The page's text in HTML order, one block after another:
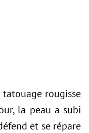
rougisse
la peau a subi
et se répare